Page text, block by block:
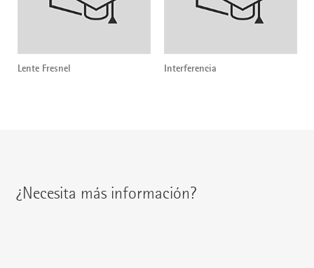
Lente Fresnel Interferencia
¿Necesita más información?